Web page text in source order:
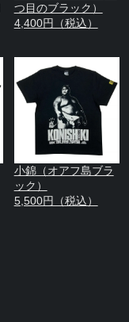
つ目のブラック）
4,400円（税込）
小錦（オアフ島ブラ
ック）
5,500円（税込）